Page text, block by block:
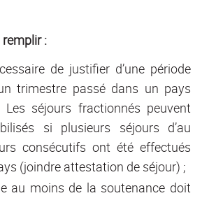
:
de justifier d’une période
trimestre passé dans un pays
Les séjours fractionnés peuvent
si plusieurs séjours d’au
consécutifs ont été effectués
(joindre attestation de séjour) ;
au moins de la soutenance doit